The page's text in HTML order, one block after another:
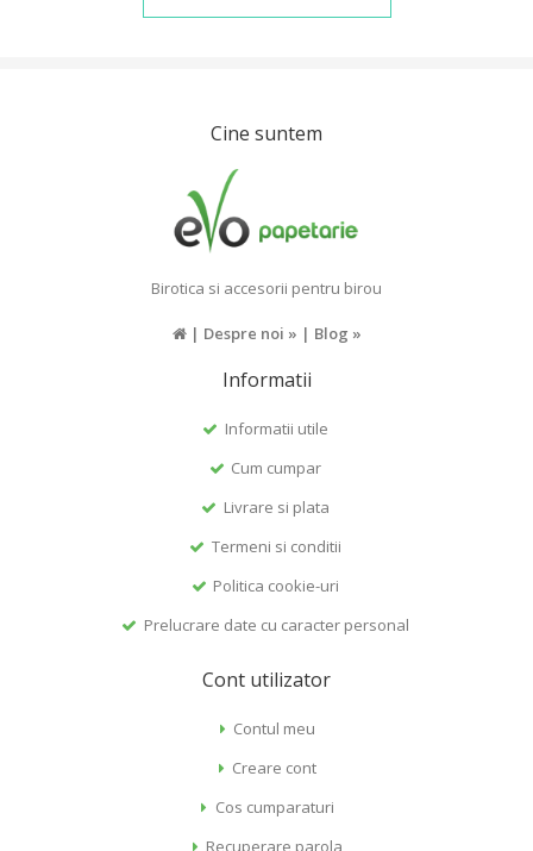
Cine suntem
Birotica si accesorii pentru birou
| Despre noi » | Blog »
Informatii
Informatii utile
Cum cumpar
Livrare si plata
Termeni si conditii
Politica cookie-uri
Prelucrare date cu caracter personal
Cont utilizator
Contul meu
Creare cont
Cos cumparaturi